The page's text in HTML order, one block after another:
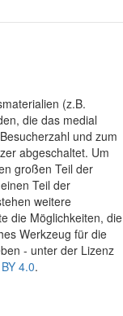
(z.B.
die das medial
und zum
abgeschaltet. Um
großen Teil der
Teil der
weitere
die Möglichkeiten, die
Werkzeug für die
- unter der Lizenz
4.0.